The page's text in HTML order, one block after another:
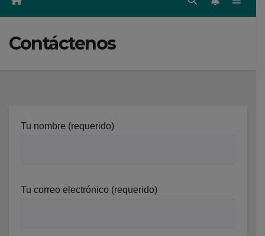
Contáctenos
Tu nombre (requerido)
Tu correo electrónico (requerido)